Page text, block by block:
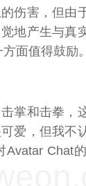
伤害，但由
地产生与真
面值得鼓励。
掌和击拳，
爱，但我不
Avatar Chat